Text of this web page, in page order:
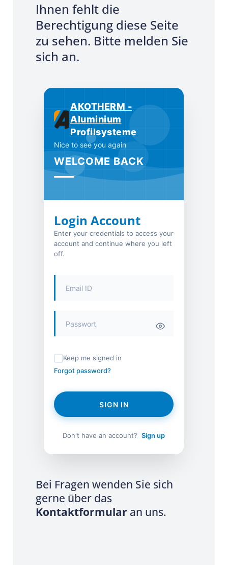
Ihnen fehlt die
Berechtigung diese Seite
zu sehen. Bitte melden Sie
sich an.
AKOTHERM -
Aluminium
Profilsysteme
Nice to see you again
WELCOME BACK
Login Account
Enter your credentials to access your
account and continue where you left
off.
Keep me signed in
Forgot password?
SIGN IN
Don't have an account? Sign up
Bei Fragen wenden Sie sich
gerne über das
Kontaktformular an uns.